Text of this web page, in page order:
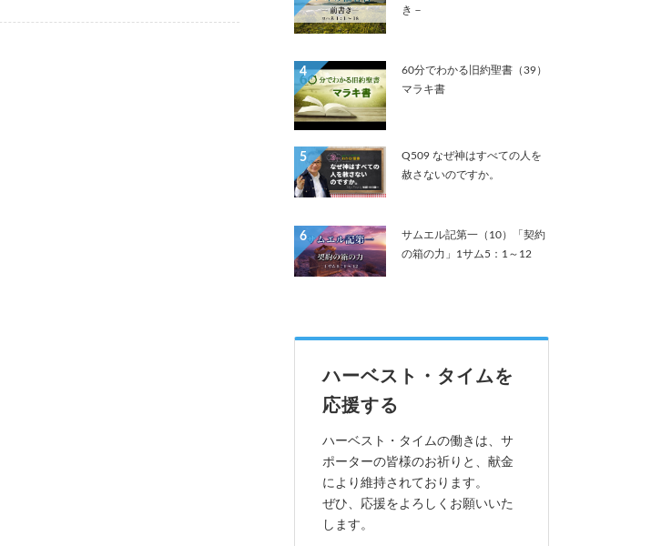
き－
4
60分でわかる旧約聖書（39）
マラキ書
5
Q509 なぜ神はすべての人を
赦さないのですか。
6
サムエル記第一（10）「契約
の箱の力」1サム5：1～12
ハーベスト・タイムを
応援する
ハーベスト・タイムの働きは、サ
ポーターの皆様のお祈りと、献金
により維持されております。
ぜひ、応援をよろしくお願いいた
します。